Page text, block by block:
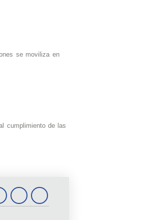
se moviliza en
cumplimiento de las